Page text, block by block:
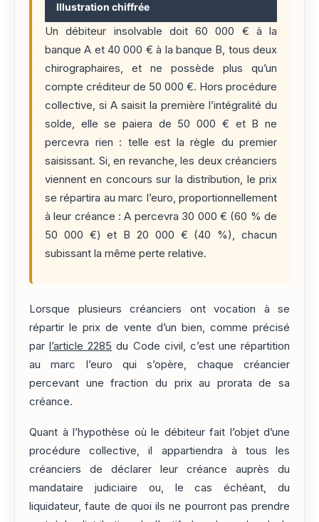
Illustration chiffrée
Un débiteur insolvable doit 60 000 € à la
banque A et 40 000 € à la banque B, tous deux
chirographaires, et ne possède plus qu’un
compte créditeur de 50 000 €. Hors procédure
collective, si A saisit la première l’intégralité du
solde, elle se paiera de 50 000 € et B ne
percevra rien : telle est la règle du premier
saisissant. Si, en revanche, les deux créanciers
viennent en concours sur la distribution, le prix
se répartira au marc l’euro, proportionnellement
à leur créance : A percevra 30 000 € (60 % de
50 000 €) et B 20 000 € (40 %), chacun
subissant la même perte relative.
Lorsque plusieurs créanciers ont vocation à se
répartir le prix de vente d’un bien, comme précisé
par l’article 2285 du Code civil, c’est une répartition
au marc l’euro qui s’opère, chaque créancier
percevant une fraction du prix au prorata de sa
créance.
Quant à l’hypothèse où le débiteur fait l’objet d’une
procédure collective, il appartiendra à tous les
créanciers de déclarer leur créance auprès du
mandataire judiciaire ou, le cas échéant, du
liquidateur, faute de quoi ils ne pourront pas prendre